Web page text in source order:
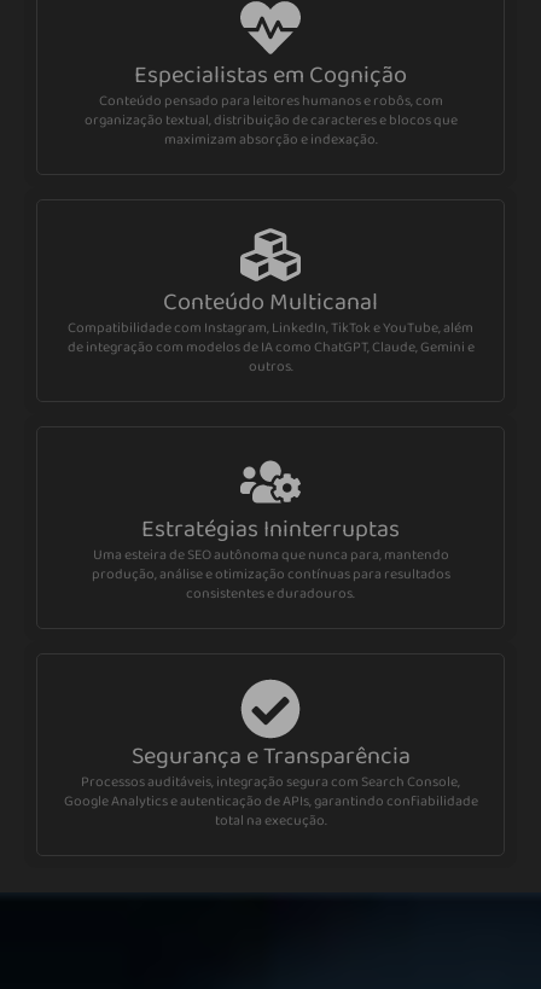
Especialistas em Cognição
Conteúdo pensado para leitores humanos e robôs, com
organização textual, distribuição de caracteres e blocos que
maximizam absorção e indexação.
Conteúdo Multicanal
Compatibilidade com Instagram, LinkedIn, TikTok e YouTube, além
de integração com modelos de IA como ChatGPT, Claude, Gemini e
outros.
Estratégias Ininterruptas
Uma esteira de SEO autônoma que nunca para, mantendo
produção, análise e otimização contínuas para resultados
consistentes e duradouros.
Segurança e Transparência
Processos auditáveis, integração segura com Search Console,
Google Analytics e autenticação de APIs, garantindo confiabilidade
total na execução.